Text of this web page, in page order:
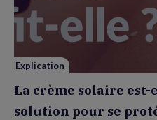
la
Explication
La crème solaire
solution pour se